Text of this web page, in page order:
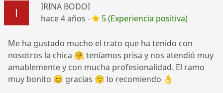
IRINA BODOI
hace 4 años -
5 (Experiencia positiva)
Me ha gustado mucho el trato que ha tenido con
nosotros la chica 🤗 teníamos prisa y nos atendió muy
amablemente y con mucha profesionalidad. El ramo
muy bonito 😊 gracias 😗 lo recomiendo 👌